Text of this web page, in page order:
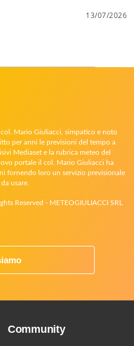
13/07/2026
col. Mario Giuliacci, simpatico e noto
per anni le previsioni del tempo a
Mediaset e la rubrica meteo del
portale il col. Mario Giuliacci ha
fornendo loro un servizio previsionale
usare.
Reserved - METEOGIULIACCI SRL
Community